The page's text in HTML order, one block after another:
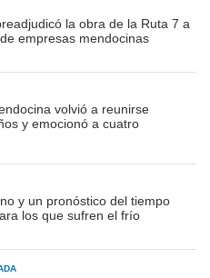
la obra de la Ruta 7 a
empresas mendocinas
volvió a reunirse
y emocionó a cuatro
y un pronóstico del tiempo
los que sufren el frío